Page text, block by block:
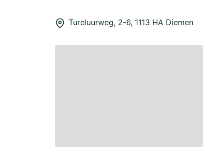
Tureluurweg, 2-6, 1113 HA Diemen